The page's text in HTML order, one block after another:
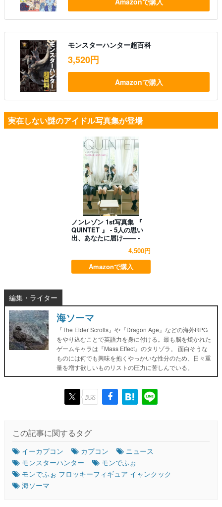
モンスターハンター超百科
3,520円
Amazonで購入
実在しない謎のアイドル写真集が登場
ノンレゾン 1st写真集 『
QUINTET 』 - 5人の思い
出、あなたに届け―― -
4,500円
Amazonで購入
編集・ライター
海ソーマ
『The Elder Scrolls』や『Dragon Age』などの海外RPG
をやり込むことで英語力を身に付ける。最も脳を焼かれた
ゲームキャラは『Mass Effect』のタリゾラ。 面白そうな
ものには何でも興味を抱くやっかいな性分のため、日々重
量を増す欲しいものリストの圧力に苦しんでいる。
反応
この記事に関するタグ
イーカプコン カプコン
ニュース
モンスターハンター
モンでふぉ
モンでふぉ フロッキーフィギュア イャンクック
海ソーマ